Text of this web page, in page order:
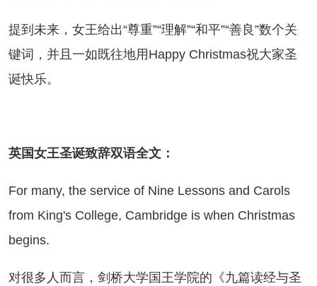
未来，女王给出“尊重”“理解”“和平”“善良”数个关
键词，并且一如既往地用Happy Christmas祝大家圣
诞快乐。
英国女王圣诞致辞双语全文：
many, the service of Nine Lessons and Carols
from King's College, Cambridge is when Christmas
begins.
多人而言，剑桥大学国王学院的《九篇读经与圣